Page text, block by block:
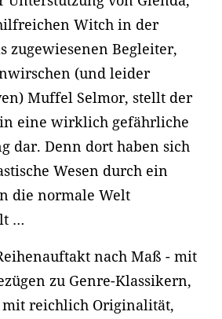
Witch in der
zugewiesenen Begleiter,
(und leider
Muffel Selmor, stellt der
eine wirklich gefährliche
dar. Denn dort haben sich
Wesen durch ein
die normale Welt
…
nach Maß - mit
zu Genre-Klassikern,
mit reichlich Originalität,